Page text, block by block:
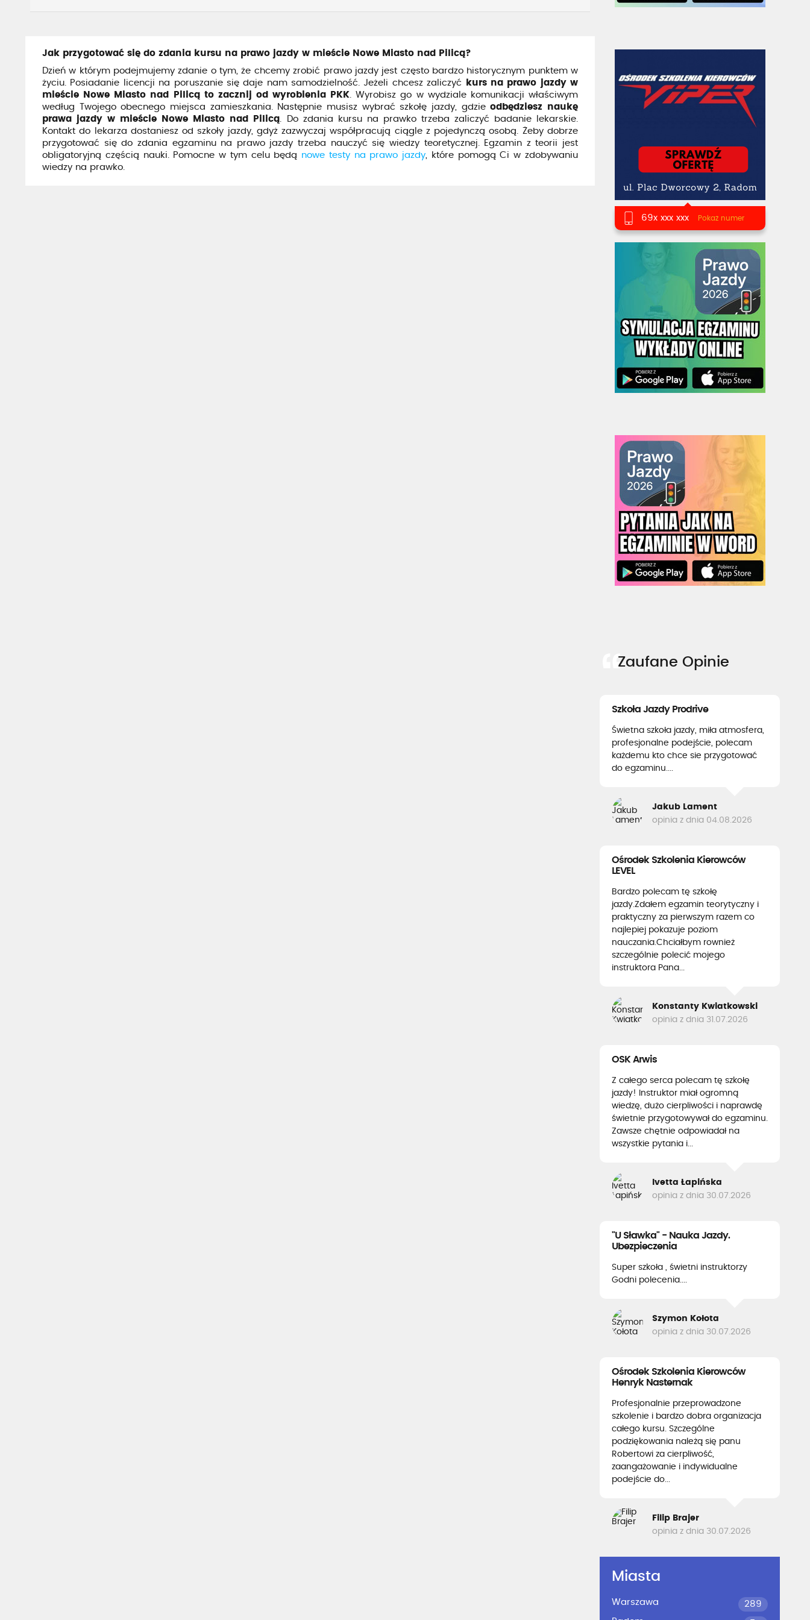
Jak przygotować się do zdania kursu na prawo jazdy w mieście Nowe Miasto nad Pilicą?
Dzień w którym podejmujemy zdanie o tym, że chcemy zrobić prawo jazdy jest często bardzo historycznym punktem w
życiu. Posiadanie licencji na poruszanie się daje nam samodzielność. Jeżeli chcesz zaliczyć
kurs na prawo jazdy w
mieście Nowe Miasto nad Pilicą to zacznij od wyrobienia PKK. Wyrobisz go w wydziale komunikacji właściwym
według Twojego obecnego miejsca zamieszkania. Następnie musisz wybrać szkołę jazdy, gdzieodbędziesz naukę
prawa jazdy w mieście Nowe Miasto nad Pilicą. Do zdania kursu na prawko trzeba zaliczyć badanie lekarskie.
Kontakt do lekarza dostaniesz od szkoły jazdy, gdyż zazwyczaj współpracują ciągle z pojedynczą osobą. Żeby dobrze
przygotować się do zdania egzaminu na prawo jazdy trzeba nauczyć się wiedzy teoretycznej. Egzamin z teorii jest
obligatoryjną częścią nauki. Pomocne w tym celu będą nowe testy na prawo jazdy, które pomogą Ci w zdobywaniu
wiedzy na prawko.
69x xxx xxx Pokaż numer
Zaufane Opinie
Szkoła Jazdy Prodrive
Świetna szkoła jazdy, miła atmosfera,
profesjonalne podejście, polecam
każdemu kto chce sie przygotować
do egzaminu....
Jakub Lament
opinia z dnia 04.08.2026
Ośrodek Szkolenia Kierowców
LEVEL
Bardzo polecam tę szkołę
jazdy.Zdałem egzamin teorytyczny i
praktyczny za pierwszym razem co
najlepiej pokazuje poziom
nauczania.Chciałbym rownież
szczególnie polecić mojego
instruktora Pana...
Konstanty Kwiatkowski
opinia z dnia 31.07.2026
OSK Arwis
Z całego serca polecam tę szkołę
jazdy! Instruktor miał ogromną
wiedzę, dużo cierpliwości i naprawdę
świetnie przygotowywał do egzaminu.
Zawsze chętnie odpowiadał na
wszystkie pytania i...
Ivetta Łapińska
opinia z dnia 30.07.2026
"U Sławka" - Nauka Jazdy.
Ubezpieczenia
Super szkoła , świetni instruktorzy
Godni polecenia....
Szymon Kołota
opinia z dnia 30.07.2026
Ośrodek Szkolenia Kierowców
Henryk Nasternak
Profesjonalnie przeprowadzone
szkolenie i bardzo dobra organizacja
całego kursu. Szczególne
podziękowania należą się panu
Robertowi za cierpliwość,
zaangażowanie i indywidualne
podejście do...
Filip Brajer
opinia z dnia 30.07.2026
Miasta
Warszawa
289